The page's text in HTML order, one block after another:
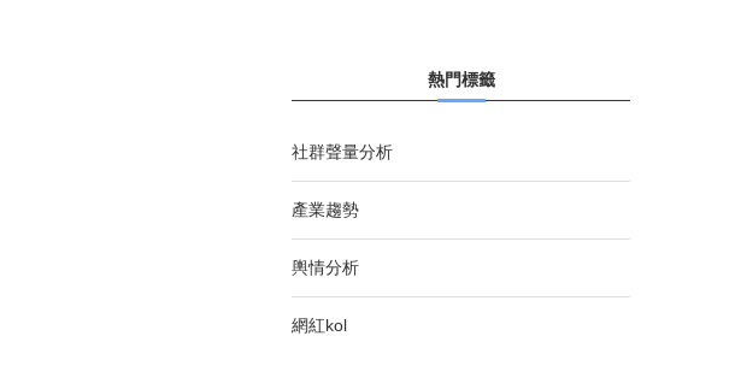
熱門標籤
社群聲量分析
產業趨勢
輿情分析
網紅kol